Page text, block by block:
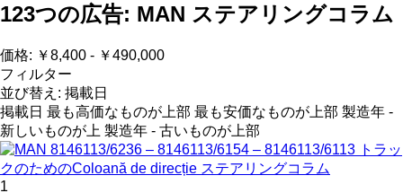
123つの広告: MAN ステアリングコラム
価格: ￥8,400 - ￥490,000
フィルター
並び替え : 掲載日
掲載日 最も高価なものが上部 最も安価なものが上部 製造年 -
新しいものが上 製造年 - 古いものが上部
1